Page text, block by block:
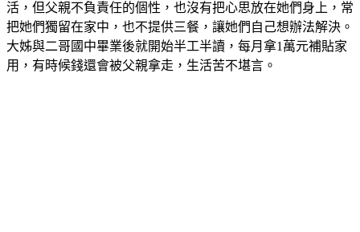
活，但父親不負責任的個性，也沒有把心思放在她們身上，常
把她們獨留在家中，也不提供三餐，讓她們自己想辦法解決。
大姊與二哥國中畢業後就開始半工半讀，每月拿1萬元補貼家
用，有時候錢還會被父親拿走，生活苦不堪言。